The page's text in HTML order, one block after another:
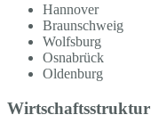
Hannover
Braunschweig
Wolfsburg
Osnabrück
Oldenburg
Wirtschaftsstruktur